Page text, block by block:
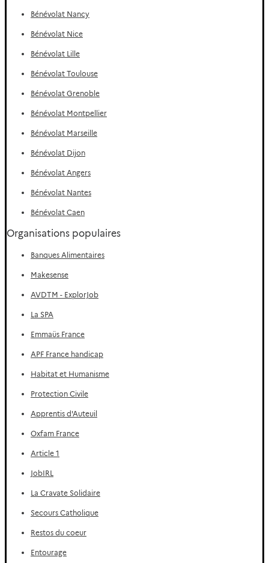
Bénévolat Nancy
Bénévolat Nice
Bénévolat Lille
Bénévolat Toulouse
Bénévolat Grenoble
Bénévolat Montpellier
Bénévolat Marseille
Bénévolat Dijon
Bénévolat Angers
Bénévolat Nantes
Bénévolat Caen
Organisations populaires
Banques Alimentaires
Makesense
AVDTM - ExplorJob
La SPA
Emmaüs France
APF France handicap
Habitat et Humanisme
Protection Civile
Apprentis d'Auteuil
Oxfam France
Article 1
JobIRL
La Cravate Solidaire
Secours Catholique
Restos du coeur
Entourage